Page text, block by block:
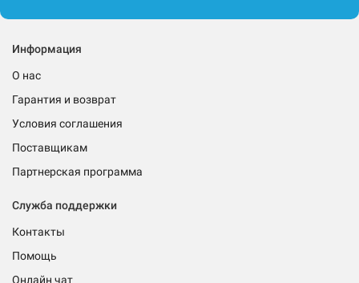
Информация
О нас
Гарантия и возврат
Условия соглашения
Поставщикам
Партнерская программа
Служба поддержки
Контакты
Помощь
Онлайн чат